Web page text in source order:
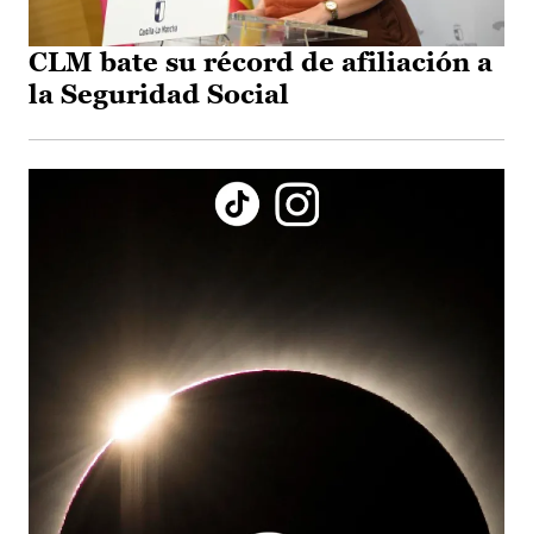
CLM bate su récord de afiliación a
la Seguridad Social